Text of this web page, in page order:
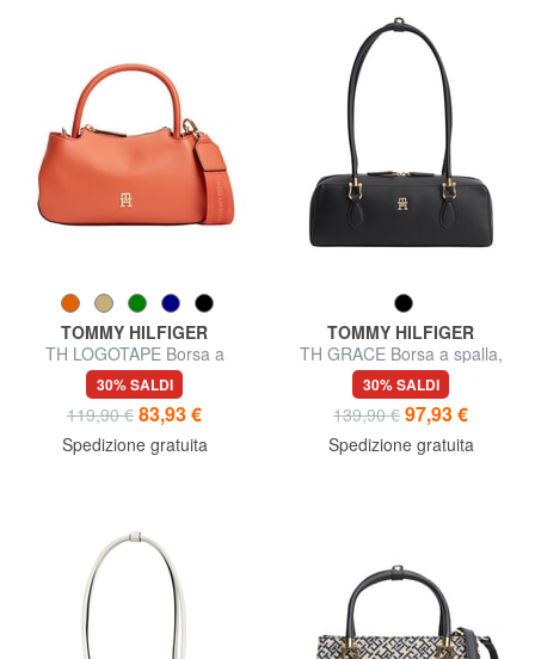
TOMMY HILFIGER
TH LOGOTAPE Borsa a
bauletto a mano, con tracolla
30% SALDI
119,90 € 83,93 €
Spedizione gratuita
TOMMY HILFIGER
TH GRACE Borsa a spalla,
zigrinata
30% SALDI
139,90 € 97,93 €
Spedizione gratuita